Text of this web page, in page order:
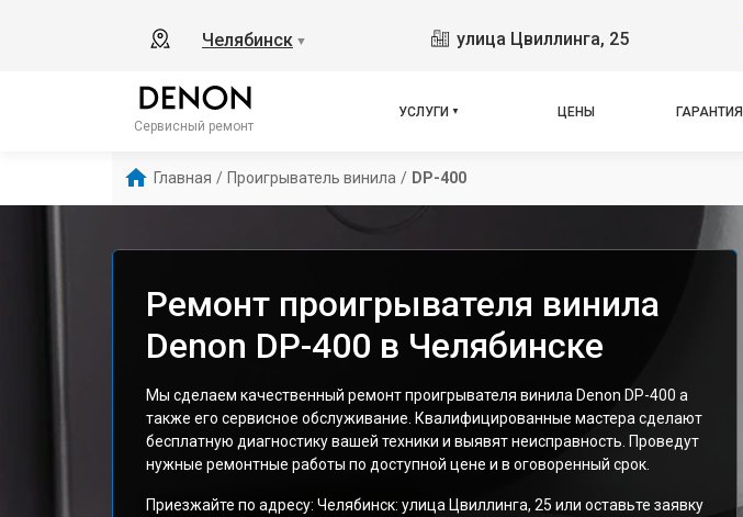
Челябинск ▼ улица Цвиллинга, 25
Сервисный ремонт
УСЛУГИ ЦЕНЫ ГАРАНТИЯ
Главная / Проигрыватель винила / DP-400
Ремонт проигрывателя винила
Denon DP-400 в Челябинске
Мы сделаем качественный ремонт проигрывателя винила Denon DP-400 а
также его сервисное обслуживание. Квалифицированные мастера сделают
бесплатную диагностику вашей техники и выявят неисправность. Проведут
нужные ремонтные работы по доступной цене и в оговоренный срок.
Приезжайте по адресу: Челябинск: улица Цвиллинга, 25 или оставьте заявку